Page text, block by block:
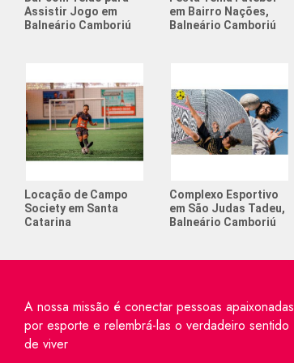
Assistir Jogo em
Balneário Camboriú
em Bairro Nações,
Balneário Camboriú
Locação de Campo
Society em Santa
Catarina
Complexo Esportivo
em São Judas Tadeu,
Balneário Camboriú
A nossa missão é conectar pessoas apaixonadas
por esporte e relembrá-las o verdadeiro sentido
de viver